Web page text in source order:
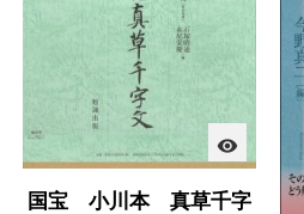
visibility
国宝 小川本 真草千字